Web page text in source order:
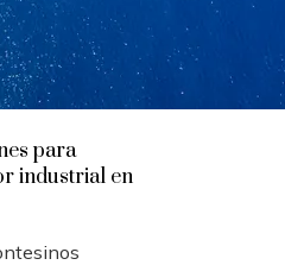
para
industrial en